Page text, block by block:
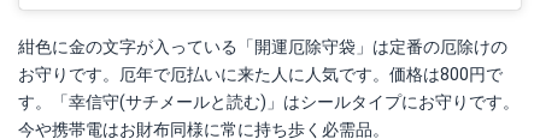
紺色に金の文字が入っている「開運厄除守袋」は定番の厄除けの
お守りです。厄年で厄払いに来た人に人気です。価格は800円で
す。「幸信守(サチメールと読む)」はシールタイプにお守りです。
今や携帯電はお財布同様に常に持ち歩く必需品。